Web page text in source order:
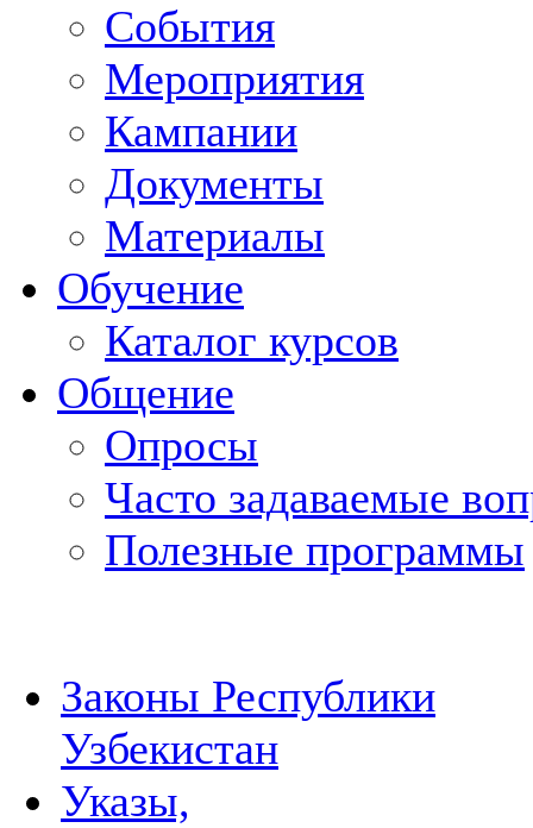
События
Мероприятия
Кампании
Документы
Материалы
Обучение
Каталог курсов
Общение
Опросы
Часто задаваемые
Полезные программы
Законы Республики
Узбекистан
Указы,